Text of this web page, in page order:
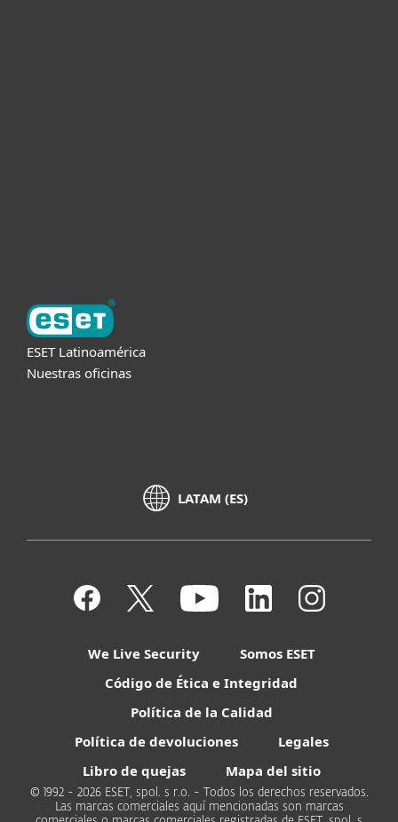
ESET Latinoamérica
Nuestras oficinas
LATAM (ES)
We Live Security
Somos ESET
Código de Ética e Integridad
Política de la Calidad
Política de devoluciones
Legales
Libro de quejas
Mapa del sitio
© 1992 - 2026 ESET, spol. s r.o. - Todos los derechos reservados.
Las marcas comerciales aquí mencionadas son marcas